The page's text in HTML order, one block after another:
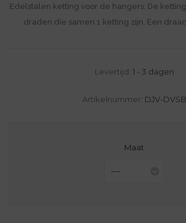
Edelstalen ketting voor de hangers. De
draden die samen 1 ketting zijn. Een
Levertijd: 1 - 3 dagen
Artikelnummer: DJV-DVSB
Maat
---